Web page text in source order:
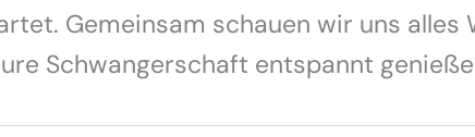
Gemeinsam schauen wir uns alles
Schwangerschaft entspannt